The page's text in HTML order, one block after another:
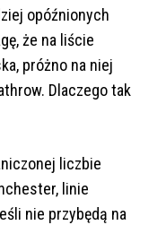
opóźnionych
że na liście
próżno na niej
Dlaczego tak
liczbie
linie
nie przybędą na